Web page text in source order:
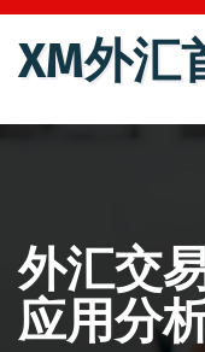
跳
XM外汇
外汇交
应用分